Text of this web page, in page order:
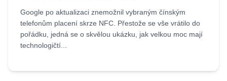
Google po aktualizaci znemožnil vybraným čínským
telefonům placení skrze NFC. Přestože se vše vrátilo do
pořádku, jedná se o skvělou ukázku, jak velkou moc mají
technologičtí...